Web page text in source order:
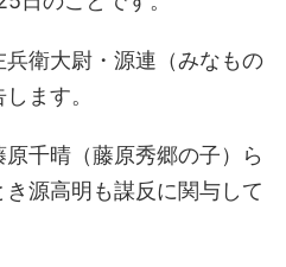
衛大尉・源連（みなもの
ます。
千晴（藤原秀郷の子）ら
源高明も謀反に関与して